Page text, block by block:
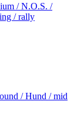
/ N.O.S. /
/ rally